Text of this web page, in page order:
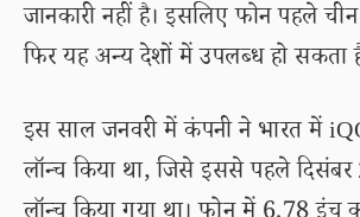
जानकारी नहीं है। इसलिए फोन पहले
फिर यह अन्य देशों में उपलब्ध हो सकता
इस साल जनवरी में कंपनी ने भारत में
लॉन्च किया था, जिसे इससे पहले